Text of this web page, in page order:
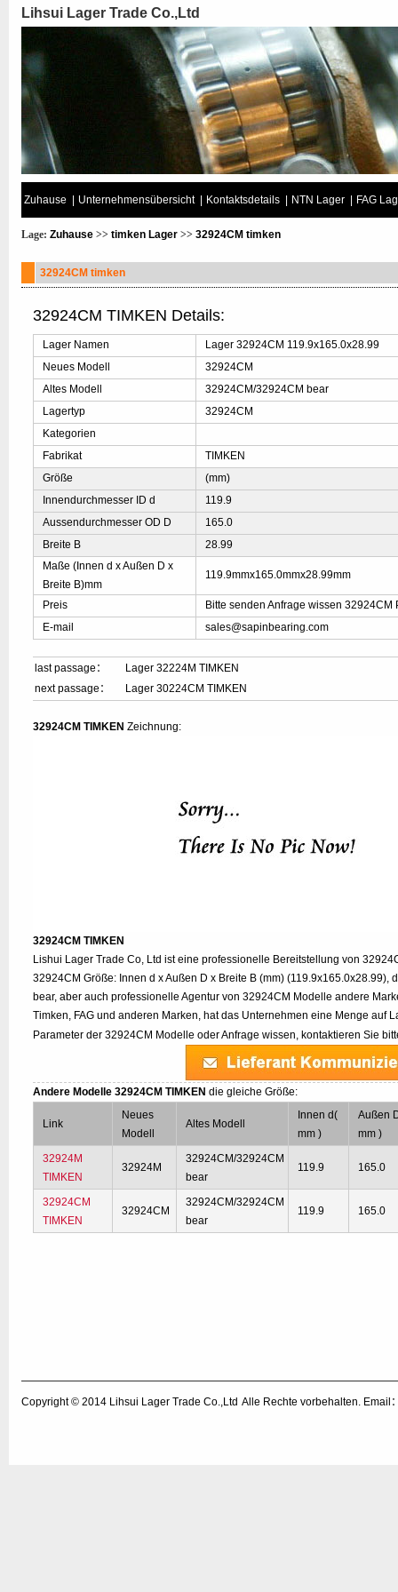
Lihsui Lager Trade Co.,Ltd
Zuhause Unternehmensübersicht Kontaktsdetails NTN Lager FAG
Lage: Zuhause >> timken Lager >> 32924CM timken
32924CM timken
32924CM TIMKEN Details:
Lager Namen
Lager 32924CM 119.9x165.0x28.99
Neues Modell
32924CM
Altes Modell
32924CM/32924CM bear
Lagertyp
32924CM
Kategorien
Fabrikat
TIMKEN
Größe
(mm)
Innendurchmesser ID d
119.9
Aussendurchmesser OD D
165.0
Breite B
28.99
Maße (Innen d x Außen D x
Breite B)mm
119.9mmx165.0mmx28.99mm
Preis
Bitte senden Anfrage wissen 32924CM
E-mail
sales@sapinbearing.com
last passage：
Lager 32224M TIMKEN
next passage：
Lager 30224CM TIMKEN
32924CM TIMKEN Zeichnung:
32924CM TIMKEN
Lishui Lager Trade Co, Ltd ist eine professionelle Bereitstellung von
32924CM Größe: Innen d x Außen D x Breite B (mm) (119.9x165.0x28.99),
bear, aber auch professionelle Agentur von 32924CM Modelle andere
Timken, FAG und anderen Marken, hat das Unternehmen eine Menge auf
Parameter der 32924CM Modelle oder Anfrage wissen, kontaktieren Sie
Andere Modelle 32924CM TIMKEN die gleiche Größe:
Link
Neues
Modell
Altes Modell
Innen d(
mm )
Außen
mm )
32924M
TIMKEN
32924M
32924CM/32924CM
bear
119.9 165.0
32924CM
TIMKEN
32924CM
32924CM/32924CM
bear
119.9 165.0
Copyright © 2014 Lihsui Lager Trade Co.,Ltd Alle Rechte vorbehalten. Email